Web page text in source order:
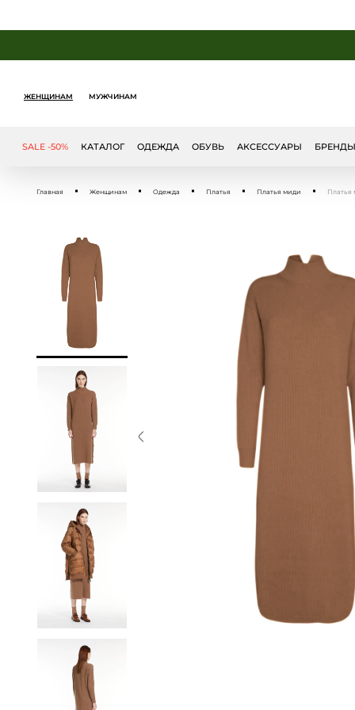
ЖЕНЩИНАМ МУЖЧИНАМ
SALE -50% БРЕНДЫ
КАТАЛОГ ОДЕЖДА ОБУВЬ АКСЕССУАРЫ
Главная Женщинам Одежда Платья Платья миди Платья